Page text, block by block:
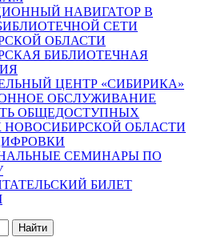
НАВИГАТОР В
СЕТИ
ОБЛАСТИ
БИБЛИОТЕЧНАЯ
ЦЕНТР «СИБИРИКА»
ОБСЛУЖИВАНИЕ
ОБЩЕДОСТУПНЫХ
НОВОСИБИРСКОЙ ОБЛАСТИ
СЕМИНАРЫ ПО
БИЛЕТ
Найти